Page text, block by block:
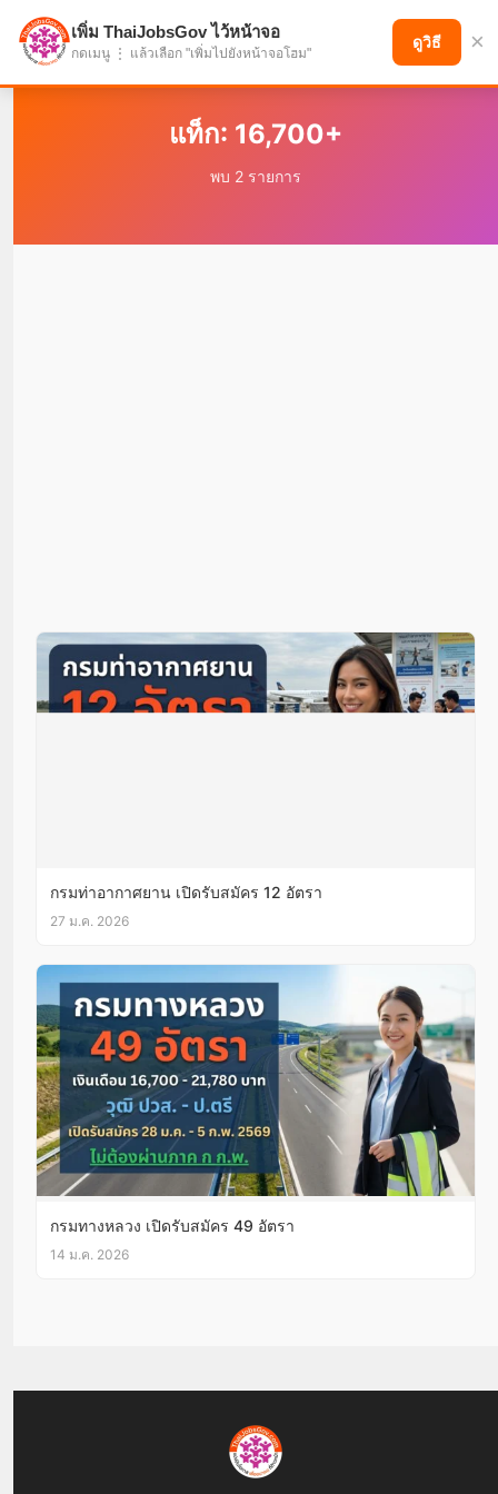
แบ่งปันโอกาส เพื่ออนาคตที่ก้าวหน้า
แท็ก: 16,700+
พบ 2 รายการ
กรมท่าอากาศยาน เปิดรับสมัคร 12 อัตรา
27 ม.ค. 2026
กรมทางหลวง เปิดรับสมัคร 49 อัตรา
14 ม.ค. 2026
เพิ่ม ThaiJobsGov ไว้หน้าจอ
กดเมนู ⋮ แล้วเลือก "เพิ่มไปยังหน้าจอโฮม"
ดูวิธี ×